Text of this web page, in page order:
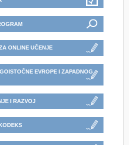
ONLINE UČENJE
EVROPE I ZAPADNOG
I RAZVOJ